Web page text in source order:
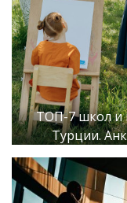
ТОП-7 школ и
Турции.